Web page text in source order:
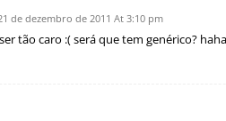
de dezembro de 2011 At 3:10 pm
tão caro :( será que tem genérico? haha